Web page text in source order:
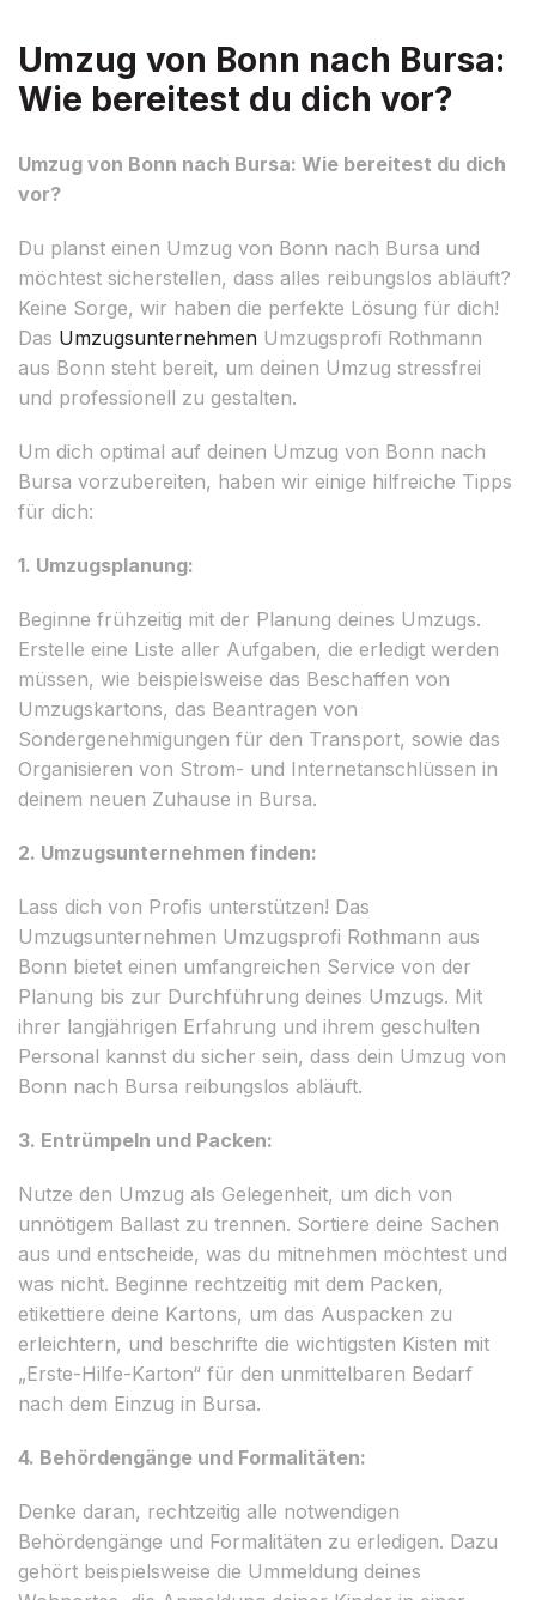
Umzug von Bonn nach Bursa:
Wie bereitest du dich vor?
Umzug von Bonn nach Bursa: Wie bereitest du dich
vor?
Du planst einen Umzug von Bonn nach Bursa und
möchtest sicherstellen, dass alles reibungslos abläuft?
Keine Sorge, wir haben die perfekte Lösung für dich!
Das Umzugsunternehmen Umzugsprofi Rothmann
aus Bonn steht bereit, um deinen Umzug stressfrei
und professionell zu gestalten.
Um dich optimal auf deinen Umzug von Bonn nach
Bursa vorzubereiten, haben wir einige hilfreiche Tipps
für dich:
1. Umzugsplanung:
Beginne frühzeitig mit der Planung deines Umzugs.
Erstelle eine Liste aller Aufgaben, die erledigt werden
müssen, wie beispielsweise das Beschaffen von
Umzugskartons, das Beantragen von
Sondergenehmigungen für den Transport, sowie das
Organisieren von Strom- und Internetanschlüssen in
deinem neuen Zuhause in Bursa.
2. Umzugsunternehmen finden:
Lass dich von Profis unterstützen! Das
Umzugsunternehmen Umzugsprofi Rothmann aus
Bonn bietet einen umfangreichen Service von der
Planung bis zur Durchführung deines Umzugs. Mit
ihrer langjährigen Erfahrung und ihrem geschulten
Personal kannst du sicher sein, dass dein Umzug von
Bonn nach Bursa reibungslos abläuft.
3. Entrümpeln und Packen:
Nutze den Umzug als Gelegenheit, um dich von
unnötigem Ballast zu trennen. Sortiere deine Sachen
aus und entscheide, was du mitnehmen möchtest und
was nicht. Beginne rechtzeitig mit dem Packen,
etikettiere deine Kartons, um das Auspacken zu
erleichtern, und beschrifte die wichtigsten Kisten mit
„Erste-Hilfe-Karton“ für den unmittelbaren Bedarf
nach dem Einzug in Bursa.
4. Behördengänge und Formalitäten:
Denke daran, rechtzeitig alle notwendigen
Behördengänge und Formalitäten zu erledigen. Dazu
gehört beispielsweise die Ummeldung deines